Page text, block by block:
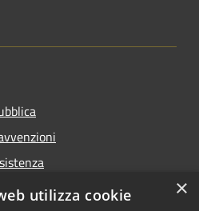
×
utilizza cookie